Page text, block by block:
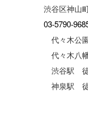
渋谷区神山町
03-5790-
代々木公園駅
代々木八幡駅
渋谷駅 徒
神泉駅 徒